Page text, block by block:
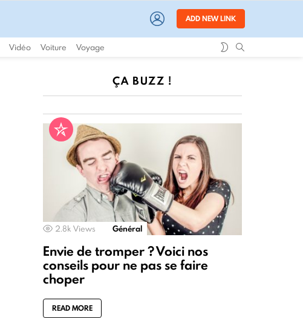
LOGIN ADD NEW LINK
Vidéo Voiture Voyage
SWITCH
ÇA BUZZ !
2.8k Views Général
Envie de tromper ? Voici nos
conseils pour ne pas se faire
choper
READ MORE